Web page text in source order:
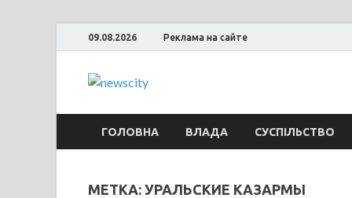
09.08.2026 Реклама на сайте
NewsCity —
ГОЛОВНА ВЛАДА СУСПІЛЬСТВО
МЕТКА: УРАЛЬСКИЕ КАЗАРМЫ